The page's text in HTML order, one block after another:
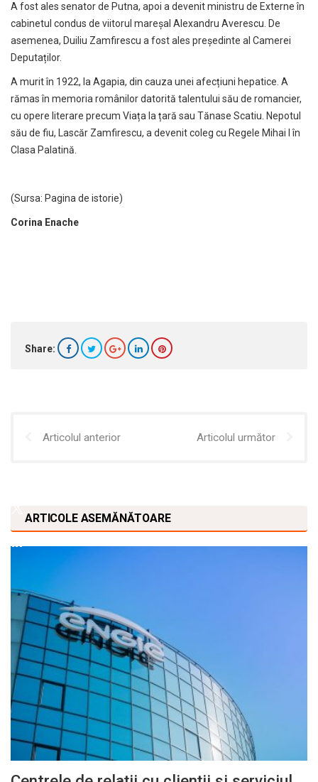
A fost ales senator de Putna, apoi a devenit ministru de Externe în
cabinetul condus de viitorul mareșal Alexandru Averescu. De
asemenea, Duiliu Zamfirescu a fost ales președinte al Camerei
Deputaților.
A murit în 1922, la Agapia, din cauza unei afecțiuni hepatice. A
rămas în memoria românilor datorită talentului său de romancier,
cu opere literare precum Viața la țară sau Tănase Scatiu. Nepotul
său de fiu, Lascăr Zamfirescu, a devenit coleg cu Regele Mihai I în
Clasa Palatină.
(Sursa: Pagina de istorie)
Corina Enache
Share:
Articolul anterior Articolul următor
ARTICOLE ASEMĂNĂTOARE